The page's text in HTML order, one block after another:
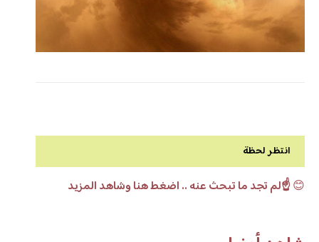
انتظر لحظة
😊☝️لم تجد ما تبحث عنه .. اضغط هنا وشاهد المزيد